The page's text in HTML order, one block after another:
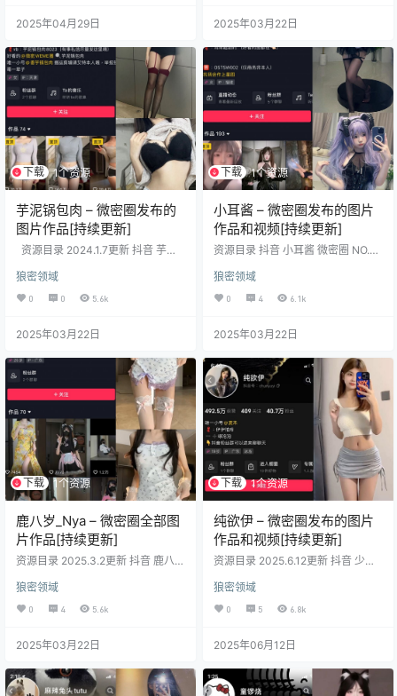
023 期 【43P25V】 抖音 八酱 微
八酱 微密圈 NO.…
2025年04月29日
【14V】 抖音 肚脐小师妹 微密圈 N
微密圈 NO.004期 【33P2V】 抖音
肚脐小…
2025年03月22日
下载 1个资源
芋泥锅包肉 – 微密圈发布的
图片作品[持续更新]
资源目录 2024.1.7更新 抖音 芋泥
抖音 芋泥锅包肉 微密圈 NO.019期
【12P】 抖音 芋泥锅包肉 微密圈 N
O.020期 【17P】 图包目录 抖音
P】 抖音 芋泥锅包肉 微密圈 NO.00
圈 NO.003期 【29P】 抖音…
狼密领域
0 0 5.6k
2025年03月22日
下载 1个资源
小耳酱 – 微密圈发布的图片
作品和视频[持续更新]
资源目录 抖音 小耳酱 微密圈 NO.0
NO.037期【9P】 抖音 小耳酱 微密
圈 NO.036期【19P】 抖音 小耳酱
微密圏 NO.035期【26P】 抖音 小
抖音 小耳酱 微密圏 NO.033期【31
【14P】 抖音 小耳酱 微密圏 NO.03
1期【19P】 …
狼密领域
0 4 6.1k
2025年03月22日
下载 1个资源
鹿八岁_Nya – 微密圈全部图
片作品[持续更新]
资源目录 2025.3.2更新 抖音 鹿八岁
八岁 微密圏 NO.064期【26P】 抖
音 鹿八岁 微密圈 NO.063期【39P2
V】 抖音 鹿八岁 微密圏 NO.062期
1期【221P1V】 抖音 鹿八岁 微密圈
密圈 NO.059期【20P】 抖音 鹿八
岁 微密…
狼密领域
0 4 5.6k
2025年03月22日
下载 1个资源
纯欲伊 – 微密圈发布的图片
作品和视频[持续更新]
资源目录 2025.6.12更新 抖音 少女
少女感伊 微密圏 NO.016期【25P1
V】 抖音 少女感伊 微密圏 NO.015
期【54P】 抖音 少女感伊 微密圏 N
微密圏 NO.013期【30P】 抖音 少
抖音 少女感伊 微密圈 NO.011期【5
1P]】 抖音 …
狼密领域
0 5 6.8k
2025年06月12日